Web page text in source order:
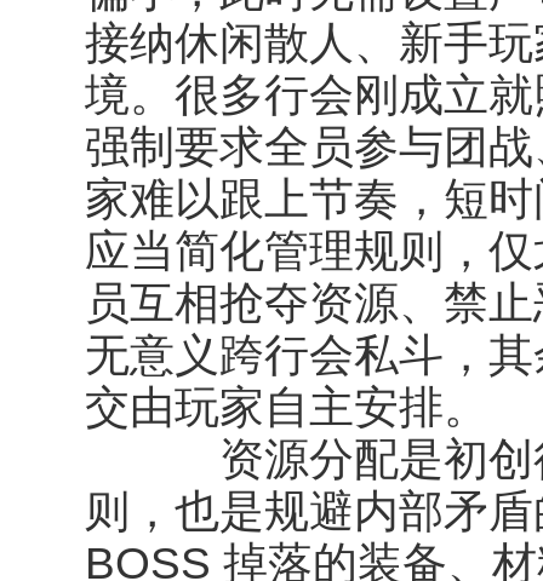
接纳休闲散人、新手
境。很多行会刚成立
强制要求全员参与团
家难以跟上节奏，短
应当简化管理规则，
员互相抢夺资源、禁
无意义跨行会私斗，
交由玩家自主安排。
资源分配是初创行
则，也是规避内部矛
BOSS 掉落的装备、